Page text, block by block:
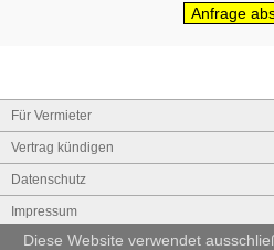
Anfrage
Für Vermieter
Vertrag kündigen
Datenschutz
Impressum
Diese Website verwendet